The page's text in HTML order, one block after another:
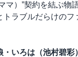
マ）”契約を結ぶ
ラブルだらけの
いろは（池村碧彩